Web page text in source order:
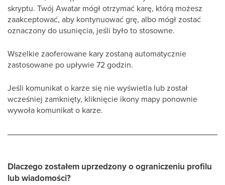
skryptu. Twój Awatar mógł otrzymać karę, którą możesz
zaakceptować, aby kontynuować grę, albo mógł zostać
oznaczony do usunięcia, jeśli było to stosowne.
Wszelkie zaoferowane kary zostaną automatycznie
zastosowane po upływie 72 godzin.
Jeśli komunikat o karze się nie wyświetla lub został
wcześniej zamknięty, kliknięcie ikony mapy ponownie
wywoła komunikat o karze.
Dlaczego zostałem uprzedzony o ograniczeniu profilu
lub wiadomości?